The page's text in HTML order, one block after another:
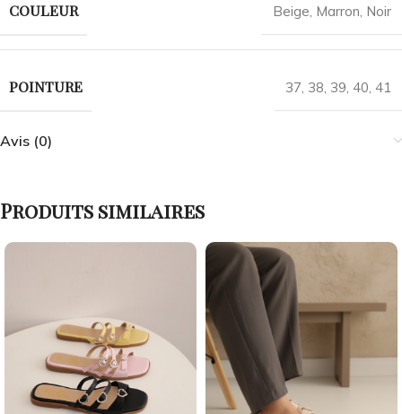
COULEUR Beige, Marron, Noir
POINTURE 37, 38, 39, 40, 41
Avis (0)
Produits similaires